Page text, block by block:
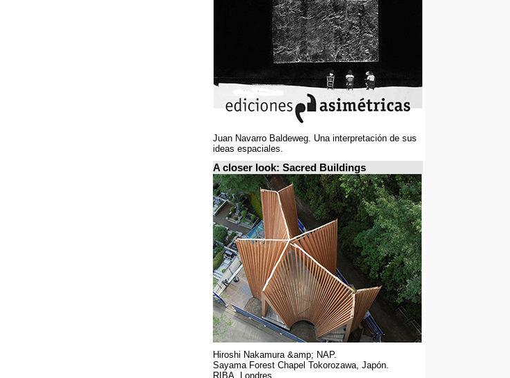
Juan Navarro Baldeweg. Una interpretación de sus
ideas espaciales.
A closer look: Sacred Buildings
Hiroshi Nakamura &amp; NAP.
Sayama Forest Chapel Tokorozawa, Japón.
RIBA, Londres.